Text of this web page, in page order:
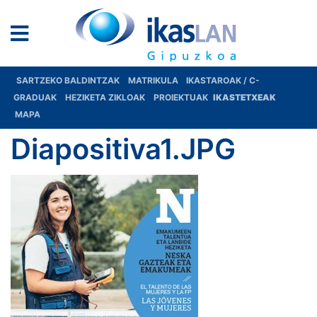
SARTZEKO BALDINTZAK MATRIKULA
IKASTAROAK / C-
GRADUAK
HEZIKETA ZIKLOAK PROIEKTUAK IKASTETXEAK
MAPA
Diapositiva1.JPG